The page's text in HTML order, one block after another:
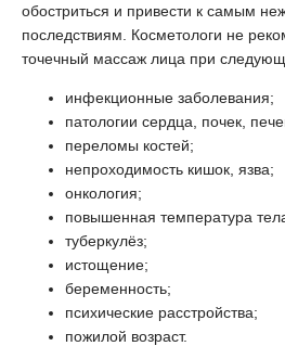
обостриться и привести к самым
последствиям. Косметологи не
точечный массаж лица при
инфекционные заболевания;
патологии сердца, почек,
переломы костей;
непроходимость кишок, язва;
онкология;
повышенная температура
туберкулёз;
истощение;
беременность;
психические расстройства;
пожилой возраст.